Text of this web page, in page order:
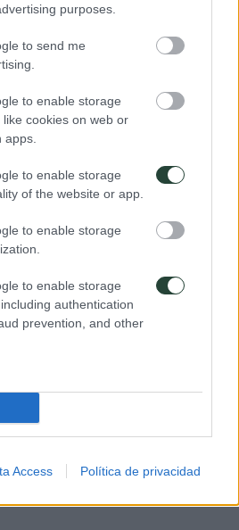
purposes.
to send me
to enable storage
cookies on web or
to enable storage
of the website or app.
to enable storage
to enable storage
authentication
prevention, and other
Access Política de privacidad
as y además coges el viaje con
descuento del 6% en el precio total
de dos meses de antelación, te
con salida
Septiembre que sera necesario una
Sin pagos extras.